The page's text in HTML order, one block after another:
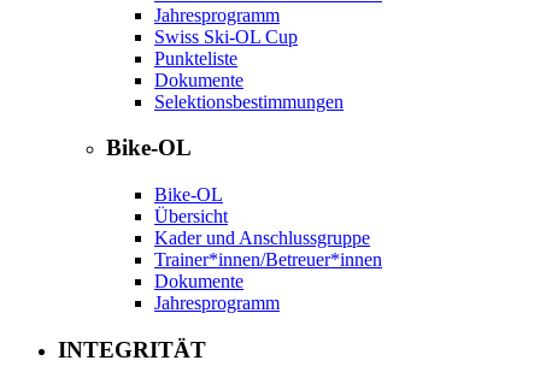
Jahresprogramm
Swiss Ski-OL Cup
Punkteliste
Dokumente
Selektionsbestimmungen
Bike-OL
Bike-OL
Übersicht
Kader und Anschlussgruppe
Trainer*innen/Betreuer*innen
Dokumente
Jahresprogramm
INTEGRITÄT